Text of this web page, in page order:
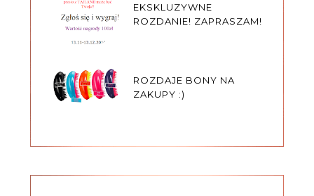
EKSKLUZYWNE
ROZDANIE! ZAPRASZAM!
ROZDAJE BONY NA
ZAKUPY :)